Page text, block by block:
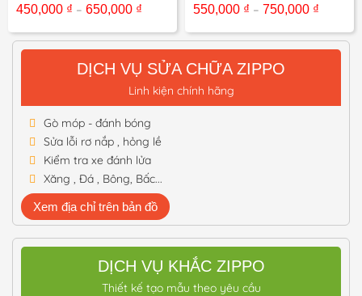
450,000 ₫ – 650,000 ₫
từ
450,000 ₫
đến
650,000 ₫
550,000 ₫ – 750,000 ₫
từ
DỊCH VỤ SỬA CHỮA ZIPPO
Linh kiện chính hãng
Gò móp - đánh bóng
Sửa lỗi rơ nắp , hỏng lề
Kiểm tra xe đánh lửa
Xăng , Đá , Bông, Bấc...
Xem địa chỉ trên bản đồ
DỊCH VỤ KHẮC ZIPPO
Thiết kế tạo mẫu theo yêu cầu